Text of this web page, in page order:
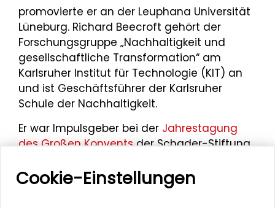
promovierte er an der Leuphana Universität
Lüneburg. Richard Beecroft gehört der
Forschungsgruppe „Nachhaltigkeit und
gesellschaftliche Transformation“ am
Karlsruher Institut für Technologie (KIT) an
und ist Geschäftsführer der Karlsruher
Schule der Nachhaltigkeit.
Er war Impulsgeber bei der Jahrestagung
des Großen Konventsder Schader-Stiftung
29. Oktober 2021 sowie beim„tF-Symposium
2022: Lösungen entwickeln und erproben“
Cookie-Einstellungen